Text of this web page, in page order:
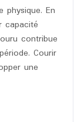
En
capacité
contribue
Courir
une